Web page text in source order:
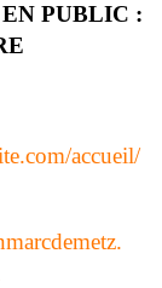
PUBLIC :
accueil/